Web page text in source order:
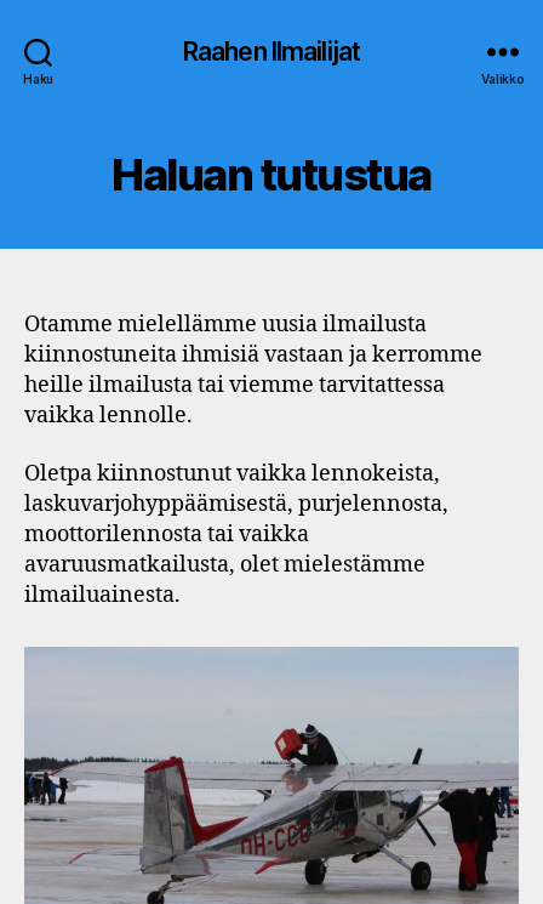
Haku
Raahen Ilmailijat
Valikko
Haluan tutustua
Otamme mielellämme uusia ilmailusta
kiinnostuneita ihmisiä vastaan ja kerromme
heille ilmailusta tai viemme tarvitattessa
vaikka lennolle.
Oletpa kiinnostunut vaikka lennokeista,
laskuvarjohyppäämisestä, purjelennosta,
moottorilennosta tai vaikka
avaruusmatkailusta, olet mielestämme
ilmailuainesta.